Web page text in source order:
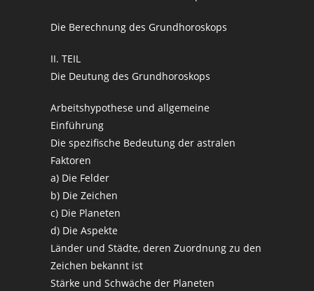
Die Berechnung des Grundhoroskops
II. TEIL
Die Deutung des Grundhoroskops
Arbeitshypothese und allgemeine
Einführung
Die spezifische Bedeutung der astralen
Faktoren
a) Die Felder
b) Die Zeichen
c) Die Planeten
d) Die Aspekte
Länder und Städte, deren Zuordnung zu den
Zeichen bekannt ist
Stärke und Schwäche der Planeten